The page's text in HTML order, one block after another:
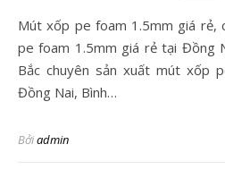
Mút xốp pe foam 1.5mm giá rẻ, công ty sản xuất mút xốp
pe foam 1.5mm giá rẻ tại Đồng
Bắc chuyên sản xuất mút xốp
Đồng Nai, Bình…
Bởiadmin